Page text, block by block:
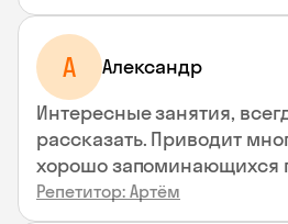
А Александр
Интересные занятия,
рассказать. Приводит
хорошо запоминающихся
Репетитор: Артём